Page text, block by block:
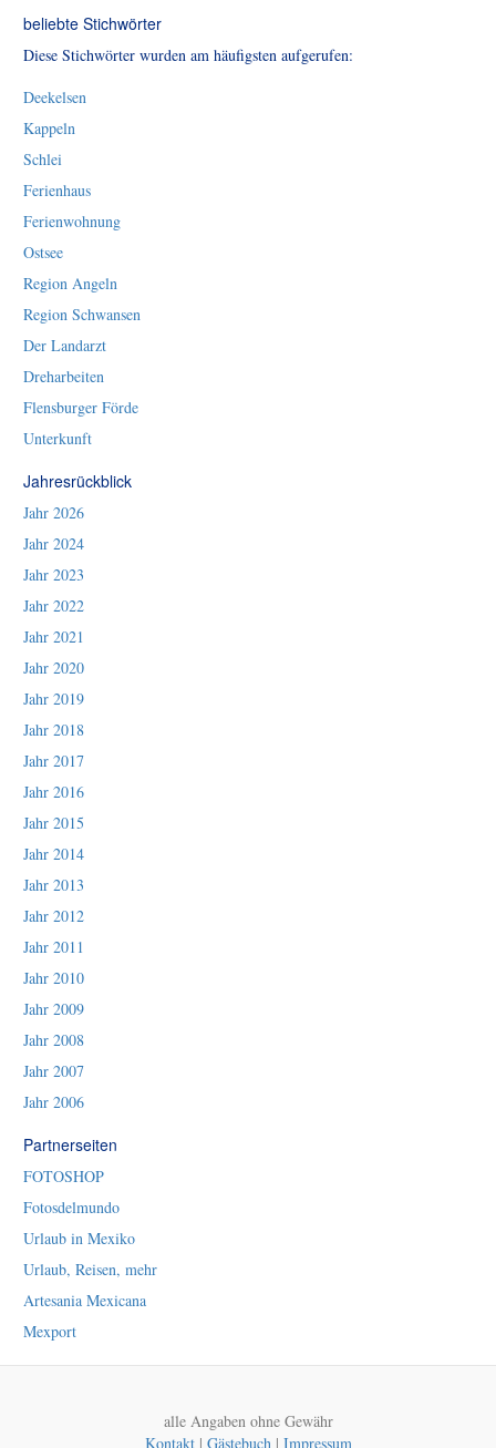
beliebte Stichwörter
Diese Stichwörter wurden am häufigsten aufgerufen:
Deekelsen
Kappeln
Schlei
Ferienhaus
Ferienwohnung
Ostsee
Region Angeln
Region Schwansen
Der Landarzt
Dreharbeiten
Flensburger Förde
Unterkunft
Jahresrückblick
Jahr 2026
Jahr 2024
Jahr 2023
Jahr 2022
Jahr 2021
Jahr 2020
Jahr 2019
Jahr 2018
Jahr 2017
Jahr 2016
Jahr 2015
Jahr 2014
Jahr 2013
Jahr 2012
Jahr 2011
Jahr 2010
Jahr 2009
Jahr 2008
Jahr 2007
Jahr 2006
Partnerseiten
FOTOSHOP
Fotosdelmundo
Urlaub in Mexiko
Urlaub, Reisen, mehr
Artesania Mexicana
Mexport
alle Angaben ohne Gewähr
Kontakt| Gästebuch | Impressum